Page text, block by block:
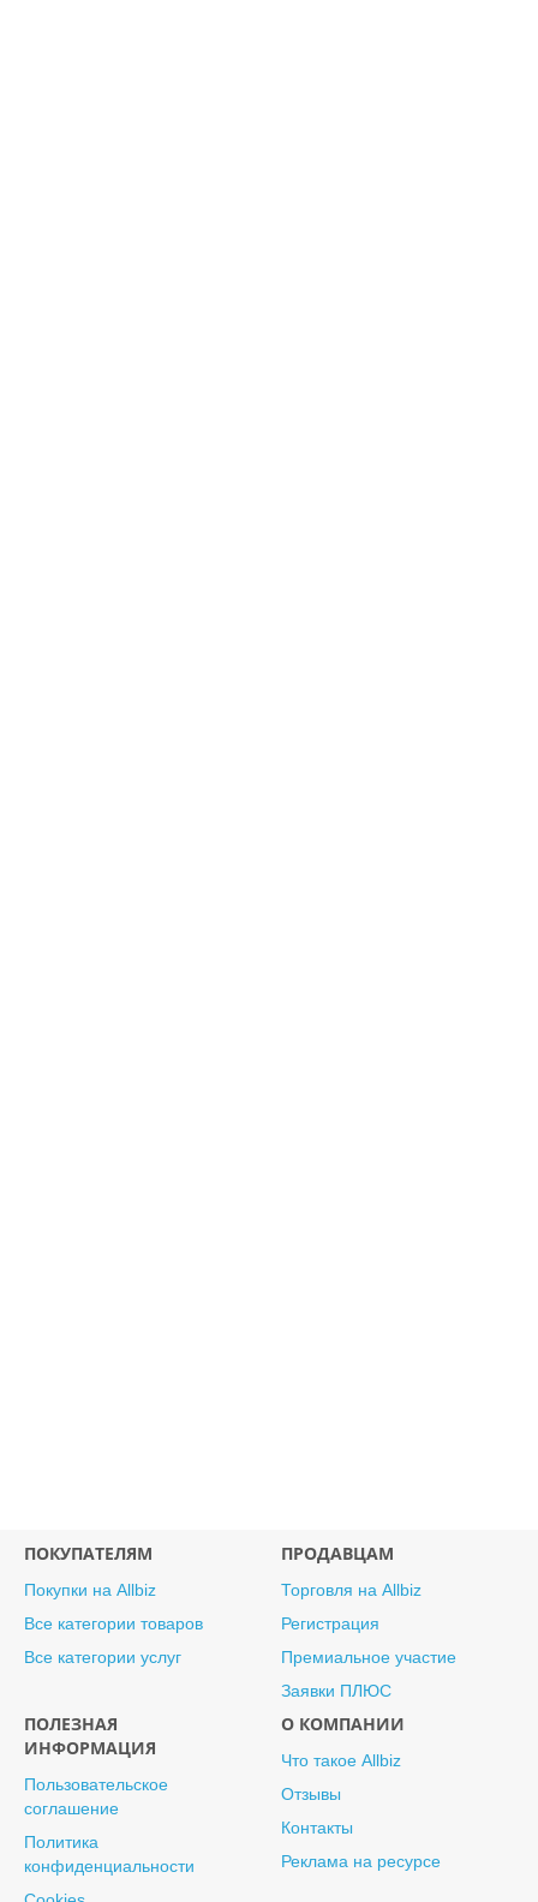
ПОКУПАТЕЛЯМ
Покупки на Allbiz
Все категории товаров
Все категории услуг
ПРОДАВЦАМ
Торговля на Allbiz
Регистрация
Премиальное участие
Заявки ПЛЮС
ПОЛЕЗНАЯ
ИНФОРМАЦИЯ
Пользовательское
соглашение
Политика
конфиденциальности
О КОМПАНИИ
Что такое Allbiz
Отзывы
Контакты
Реклама на ресурсе